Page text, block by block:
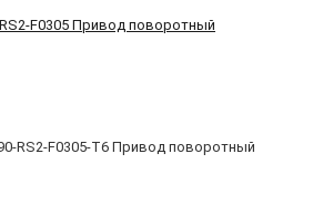
F0305 Привод поворотный